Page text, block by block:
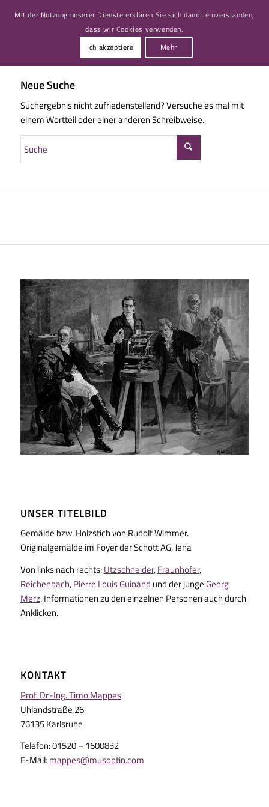
Neue Suche
Suchergebnis nicht zufriedenstellend? Versuche es mal mit
einem Wortteil oder einer anderen Schreibweise.
UNSER TITELBILD
Gemälde bzw. Holzstich von Rudolf Wimmer.
Originalgemälde im Foyer der Schott AG, Jena
Von links nach rechts:Utzschneider,Fraunhofer,
Reichenbach,Pierre Louis Guinand und der jungeGeorg
Merz. Informationen zu den einzelnen Personen auch durch
Anklicken.
KONTAKT
Prof. Dr.-Ing. Timo Mappes
Uhlandstraße 26
76135 Karlsruhe
Telefon: 01520 – 1600832
E-Mail:mappes@musoptin.com
Mit der Nutzung unserer Dienste erklären Sie sich damit einverstanden,
dass wir Cookies verwenden.
Ich akzeptiere
Mehr